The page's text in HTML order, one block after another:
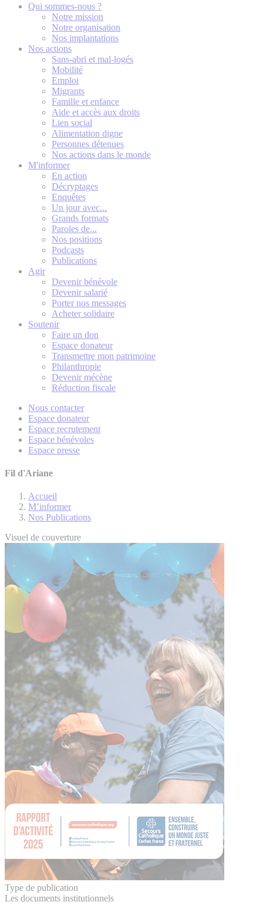
Qui sommes-nous ?
Notre mission
Notre organisation
Nos implantations
Nos actions
Sans-abri et mal-logés
Mobilité
Emploi
Migrants
Famille et enfance
Aide et accès aux droits
Lien social
Alimentation digne
Personnes détenues
Nos actions dans le monde
M'informer
En action
Décryptages
Enquêtes
Un jour avec...
Grands formats
Paroles de...
Nos positions
Podcasts
Publications
Agir
Devenir bénévole
Devenir salarié
Porter nos messages
Acheter solidaire
Soutenir
Faire un don
Espace donateur
Transmettre mon patrimoine
Philanthropie
Devenir mécène
Réduction fiscale
Nous contacter
Espace donateur
Espace recrutement
Espace bénévoles
Espace presse
Fil d'Ariane
Accueil
M’informer
Nos Publications
Visuel de couverture
Type de publication
Les documents institutionnels